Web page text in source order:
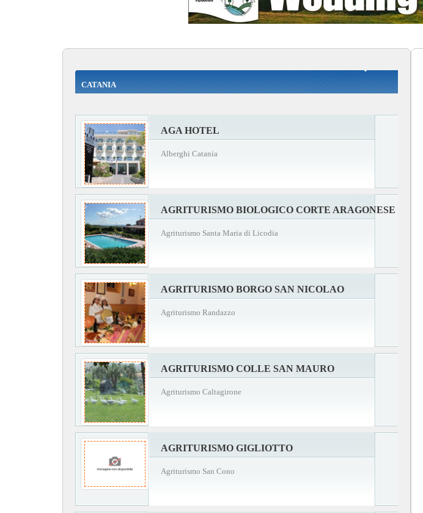
CATANIA
AGA HOTEL
Alberghi Catania
AGRITURISMO BIOLOGICO CORTE ARAGONESE
Agriturismo Santa Maria di Licodia
AGRITURISMO BORGO SAN NICOLAO
Agriturismo Randazzo
AGRITURISMO COLLE SAN MAURO
Agriturismo Caltagirone
AGRITURISMO GIGLIOTTO
Agriturismo San Cono